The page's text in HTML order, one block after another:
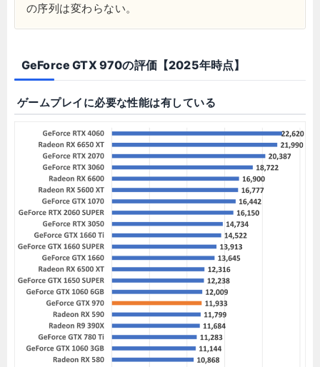
の序列は変わらない。
GeForce GTX 970の評価【2025年時点】
ゲームプレイに必要な性能は有している